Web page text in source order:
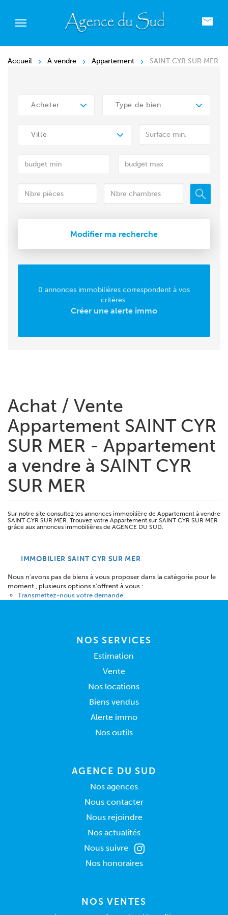
Accueil A vendre Appartement SAINT CYR SUR MER
Acheter Type de bien
Ville
Modifier ma recherche
0 annonces immobilières correspondent à vos
critères.
Créer une alerte immo
Achat / Vente
Appartement SAINT CYR
SUR MER - Appartement
a vendre à SAINT CYR
SUR MER
Sur notre site consultez les annonces immobilière de Appartement à vendre
SAINT CYR SUR MER. Trouvez votre Appartement sur SAINT CYR SUR MER
grâce aux annonces immobilières de AGENCE DU SUD.
IMMOBILIER SAINT CYR SUR MER
Nous n'avons pas de biens à vous proposer dans la catégorie pour le
moment , plusieurs options s'offrent à vous :
Transmettez-nous votre demande
NOS SERVICES
Estimation
Vente
Nos locations
Biens vendus
Alerte immo
Nos outils
AGENCE DU SUD
Nos agences
Nous contacter
Nous rejoindre
Nos actualités
Nous suivre
Nos honoraires
NOS VENTES